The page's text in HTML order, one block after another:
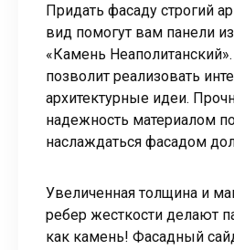
Придать фасаду строгий
вид помогут вам панели
«Камень
позволит реализовать
архитектурные идеи.
надежность материалом
наслаждаться фасадом
Увеличенная толщина и
ребер жесткости делают
как камень! Фасадный